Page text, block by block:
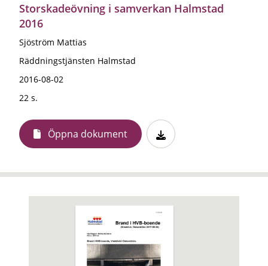
Storskadeövning i samverkan Halmstad
2016
Sjöström Mattias
Räddningstjänsten Halmstad
2016-08-02
22 s.
Öppna dokument